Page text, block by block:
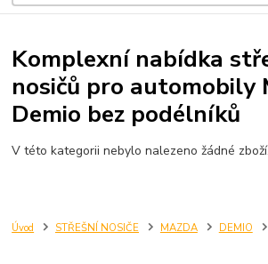
Úvod STŘEŠNÍ NOSIČE MAZDA DEMIO
Komplexní nabídka
nosičů pro automobily
Demio bez podélníků
V této kategorii nebylo nalezeno žádné zboží.